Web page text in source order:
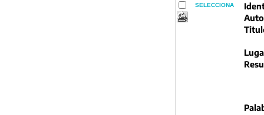
SELECCIONA